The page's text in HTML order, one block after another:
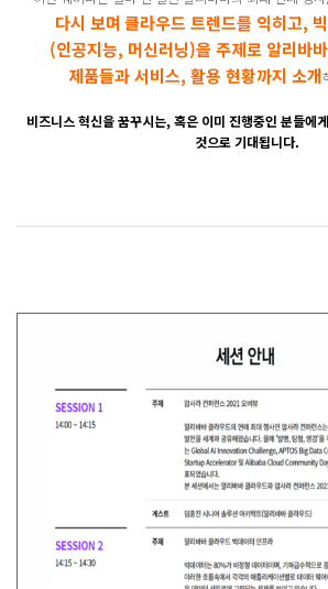
다시 보며클라우드 트렌드를 익히고,
(인공지능, 머신러닝)을 주제로 알리바
제품들과 서비스, 활용 현황까지 소개
비즈니스 혁신을 꿈꾸시는, 혹은 이미 진행중인 분들에
것으로 기대됩니다.